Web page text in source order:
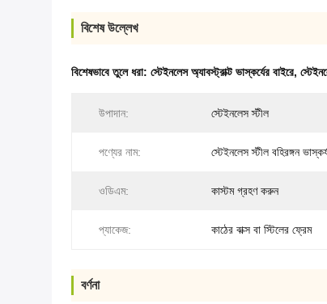
বিশেষ উল্লেখ
বিশেষভাবে তুলে ধরা: স্টেইনলেস অ্যাবস্ট্রাক্ট ভাস্কর্যের বাইরে,
উপাদান: স্টেইনলেস স্টীল
পণ্যের নাম: স্টেইনলেস স্টীল বহিরঙ্গন
ওডিএম: কাস্টম গ্রহণ করুন
প্যাকেজ: কাঠের বাক্স বা স্টিলের ফ্রেম
বর্ণনা